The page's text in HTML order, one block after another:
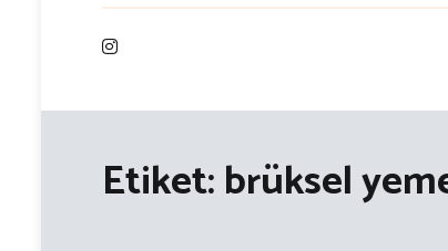
Etiket:brüksel